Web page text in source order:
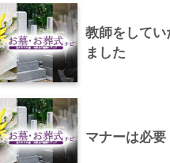
教師をしてい
ました
マナーは必要